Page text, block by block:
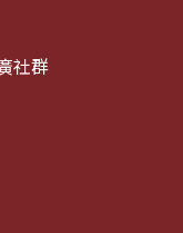
社群